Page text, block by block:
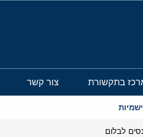
בתקשורת צור קשר
לבלום